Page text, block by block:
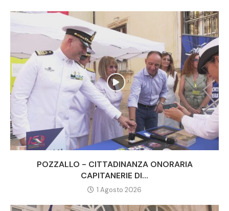
POZZALLO - CITTADINANZA ONORARIA
CAPITANERIE DI...
1 Agosto 2026